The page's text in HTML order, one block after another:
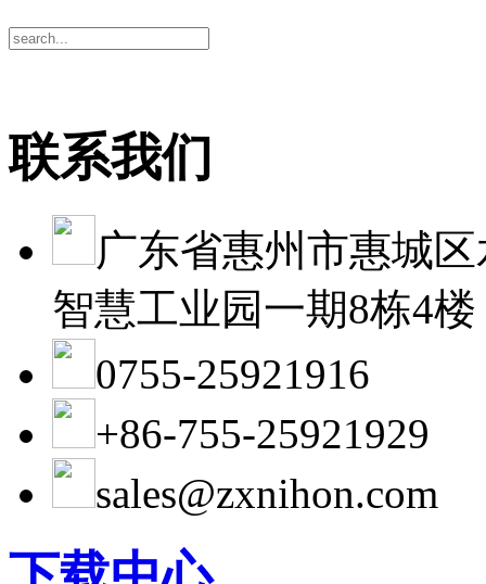
联系我们
广东省惠州市惠城
智慧工业园一期8栋4楼
0755-25921916
+86-755-25921929
sales@zxnihon.com